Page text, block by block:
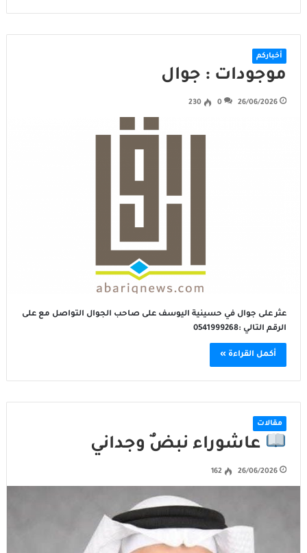
أخباركم
موجودات : جوال
26/06/2026
0
230
عثر على جوال في حسينية اليوسف على صاحب الجوال التواصل مع على
الرقم التالي :0541999268
أكمل القراءة »
مقالات
عاشوراء نبضٌ وجداني
26/06/2026
162